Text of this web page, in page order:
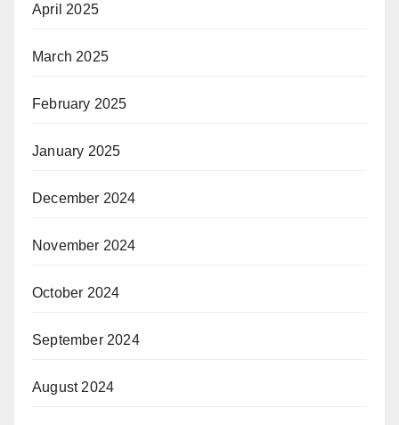
April 2025
March 2025
February 2025
January 2025
December 2024
November 2024
October 2024
September 2024
August 2024